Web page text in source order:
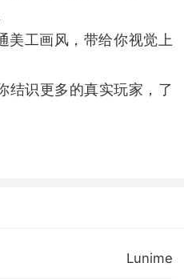
美工画风，带给你视觉上
结识更多的真实玩家，了
Lunime